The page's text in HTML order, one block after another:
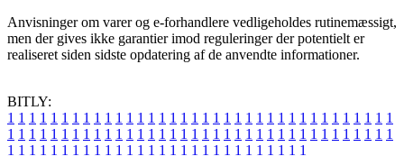
Anvisninger om varer og e-forhandlere vedligeholdes rutinemæssigt,
men der gives ikke garantier imod reguleringer der potentielt er
realiseret siden sidste opdatering af de anvendte informationer.
BITLY:
1 1 1 1 1 1 1 1 1 1 1 1 1 1 1 1 1 1 1 1 1 1 1 1 1 1 1 1 1 1 1 1 1 1 1 1
1 1 1 1 1 1 1 1 1 1 1 1 1 1 1 1 1 1 1 1 1 1 1 1 1 1 1 1 1 1 1 1 1 1 1 1
1 1 1 1 1 1 1 1 1 1 1 1 1 1 1 1 1 1 1 1 1 1 1 1 1 1 1 1